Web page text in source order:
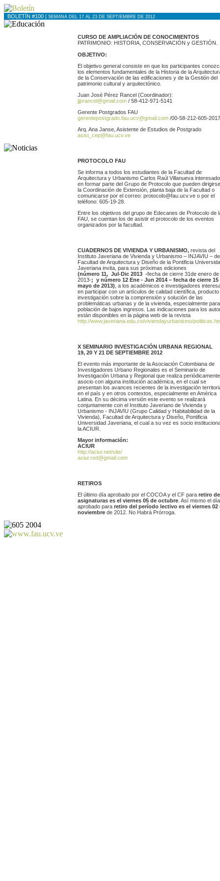
BOLETÍN #100 | SEMANA DEL 17 AL 23 DE SEPTIEMBRE DE 2012
CURSO DE AMPLIACIÓN DE CONOCIMIENTOS
PATRIMONIO: HISTORIA, CONSERVACIÓN y GESTIÓN.
OBJETIVO:
El objetivo general consiste en que los participantes
los elementos fundamentales de la Historia de la
de la Conservación de las edificaciones y de la Gestión del
patrimonio cultural y arquitectónico.
Juan José Pérez Rancel (Coordinador):
jjprancel@gmail.com / 58-412-971-5141
Gerente Postgrados FAU
gerentepostgrado.fau.ucv@gmail.com /00-58-212-605-2017
Arq. Ana Janse, Asistente de Estudios de Postgrado
asist_cep@fau.ucv.ve
PROTOCOLO FAU
Se informa a todos los estudiantes de la Facultad de
Arquitectura y Urbanismo Carlos Raúl Villanueva
en formar parte del Grupo de Protocolo que pueden
la Coordinación de Extensión, planta baja de la Facultad o
comunicarse por el correo: protocolo@fau.ucv.ve o por el
teléfono: 605-19-28.
Entre los objetivos del grupo de Edecanes de Protocolo de
FAU, se cuentan los de asistir el protocolo de los eventos
organizados por la facultad.
CUADERNOS DE VIVIENDA Y URBANISMO, revista del
Instituto Javeriana de Vivienda y Urbanismo ­– INJAVIU –
Facultad de Arquitectura y Diseño de la Pontificia
Javeriana invita, para sus próximas ediciones
(número 11, Jul-Dic 2013 -fecha de cierre 31de enero de
2013-; y número 12 Ene - Jun 2014 – fecha de cierre 15
mayo de 2013) , a los académicos e investigadores
en participar con un artículos de calidad científica, producto
investigación sobre la comprensión y solución de las
problemáticas urbanas y de la vivienda, especialmente
población de bajos ingresos. Las indicaciones para los
están disponibles en la página web de la revista
http://www.javeriana.edu.co/viviendayurbanismo/
X SEMINARIO INVESTIGACIÓN URBANA REGIONAL
19, 20 Y 21 DE SEPTIEMBRE 2012
El evento más importante de la Asociación Colombiana de
Investigadores Urbano Regionales es el Seminario de
Investigación Urbana y Regional que realiza
asocio con alguna institución académica, en el cual se
presentan los avances recientes de la investigación
en el país y en otros contextos, especialmente en América
Latina. En su décima versión este evento se realizará
conjuntamente con el Instituto Javeriano de Vivienda y
Urbanismo - INJAVIU (Grupo Calidad y Habitabilidad de la
Vivienda), Facultad de Arquitectura y Diseño, Pontificia
Universidad Javeriana, el cual a su vez es socio
la ACIUR.
Mayor información:
ACIUR
http://aciur.net/site/
aciur.red@gmail.com
RETIROS
El último día aprobado por el COCOA y el CF para retiro de
asignaturas es el viernes 05 de octubre . Así mismo el día
aprobado para retiro del período lectivo es el viernes 02
noviembre de 2012. No Habrá Prórroga.